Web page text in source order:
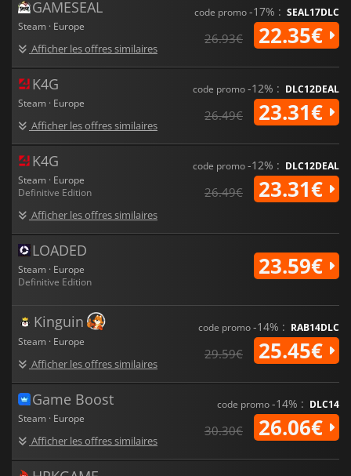
GAMESEAL
Steam · Europe
Afficher les offres similaires
code promo-17% : SEAL17DLC
26.93€ 22.35€
K4G
Steam · Europe
Afficher les offres similaires
code promo-12% : DLC12DEAL
26.49€ 23.31€
K4G
Steam · Europe
Definitive Edition
Afficher les offres similaires
code promo-12% : DLC12DEAL
26.49€ 23.31€
LOADED
Steam · Europe
Definitive Edition
23.59€
Kinguin
Steam · Europe
Afficher les offres similaires
code promo-14% : RAB14DLC
29.59€ 25.45€
Game Boost
Steam · Europe
Afficher les offres similaires
code promo-14% : DLC14
30.30€ 26.06€